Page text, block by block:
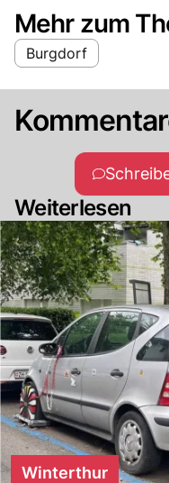
Mehr zum
Burgdorf
Weiterlesen
Winterthur